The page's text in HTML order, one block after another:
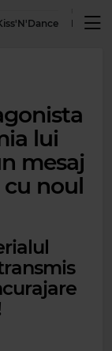
lui
mesaj
noul